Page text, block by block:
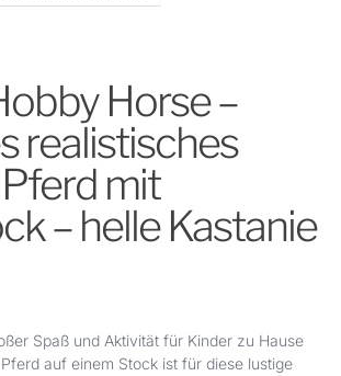
Horse –
realistisches
mit
– helle Kastanie
Spaß und Aktivität für Kinder zu Hause
auf einem Stock ist für diese lustige